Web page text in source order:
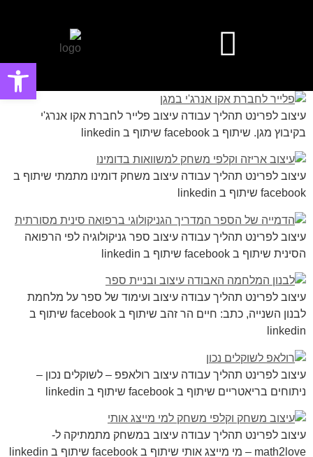
עיצוב לפרינט תהליך עבודה עיצוב פלייר לחברת אקו אנרג'י
בקיבוץ מגן. שיתוף ב facebook שיתוף ב linkedin
עיצוב לפרינט תהליך עבודה עיצוב משחק דומינו מתמתי שיתוף ב
facebook שיתוף ב linkedin
עיצוב לפרינט תהליך עבודה עיצוב ספר גניקולוגיה לפי הרפואה
הסינית שיתוף ב facebook שיתוף ב linkedin
עיצוב לפרינט תהליך עבודה עיצוב ועימוד של ספר על מלחמת
לבנון השנייה, כתב: חיים הר זהב שיתוף ב facebook שיתוף ב
linkedin
עיצוב לפרינט תהליך עבודה עיצוב רולאפפ – לשוקלים נכון –
ניתוחים בריאטריים שיתוף ב facebook שיתוף ב linkedin
עיצוב לפרינט תהליך עבודה עיצוב במשחק מתמתיקה ל-
math2love – מי מייצג אותי שיתוף ב facebook שיתוף ב linkedin
פתח